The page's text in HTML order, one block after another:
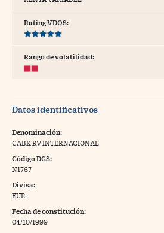
Rating VDOS:
Rango de volatilidad:
Datos identificativos
Denominación:
CABK RV INTERNACIONAL
Código DGS:
N1767
Divisa:
EUR
Fecha de constitución:
04/10/1999